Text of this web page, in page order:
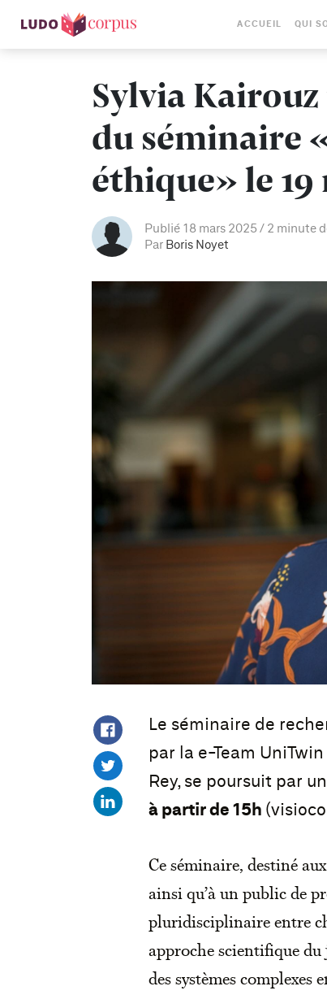
ACCUEIL QUI
Sylvia
du séminaire
éthique» le 19
Publié 18 mars 2025
2 minute
Par Boris Noyet
Le séminaire de
par la e-Team
Rey, se poursuit par
à partir de 15h
Ce séminaire, destiné
ainsi qu’à un public de
pluridisciplinaire entre
approche scientifique du
des systèmes